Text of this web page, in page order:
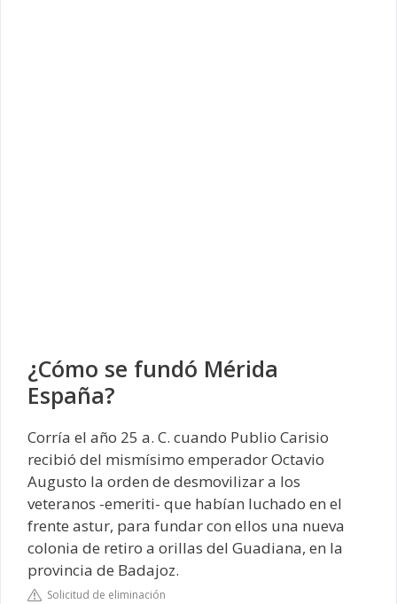
¿Cómo se fundó Mérida
España?
Corría el año 25 a. C. cuando Publio Carisio
recibió del mismísimo emperador Octavio
Augusto la orden de desmovilizar a los
veteranos -emeriti- que habían luchado en el
frente astur, para fundar con ellos una nueva
colonia de retiro a orillas del Guadiana, en la
provincia de Badajoz.
Solicitud de eliminación